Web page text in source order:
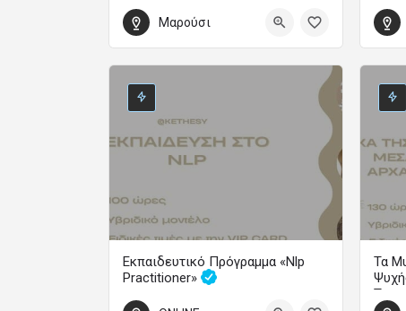
Οδήγησε την Αλλαγή και Επηρέασε το Μέλλον
30 Οκτωβρίου 2026 14:00 - 1 Νοεμβρίου 2026 19:00
Μαρούσι
1
Εκπαιδευτικό Πρόγραμμα «Nlp
Practitioner»
Τα